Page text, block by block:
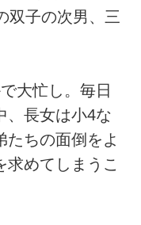
双子の次男、三
大忙し。毎日
、長女は小4な
たちの面倒をよ
求めてしまうこ